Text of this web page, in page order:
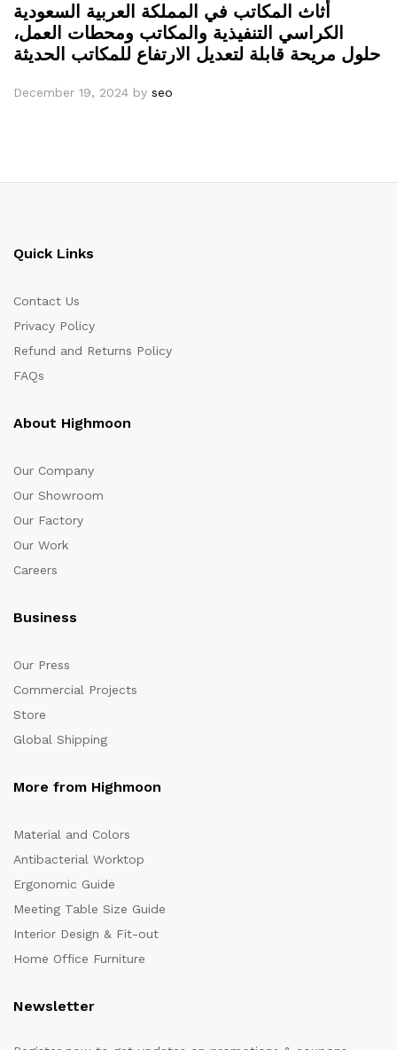
أثاث المكاتب في المملكة العربية السعودية
الكراسي التنفيذية والمكاتب ومحطات العمل،
حلول مريحة قابلة لتعديل الارتفاع للمكاتب الحديثة
December 19, 2024 by seo
Quick Links
Contact Us
Privacy Policy
Refund and Returns Policy
FAQs
About Highmoon
Our Company
Our Showroom
Our Factory
Our Work
Careers
Business
Our Press
Commercial Projects
Store
Global Shipping
More from Highmoon
Material and Colors
Antibacterial Worktop
Ergonomic Guide
Meeting Table Size Guide
Interior Design & Fit-out
Home Office Furniture
Newsletter